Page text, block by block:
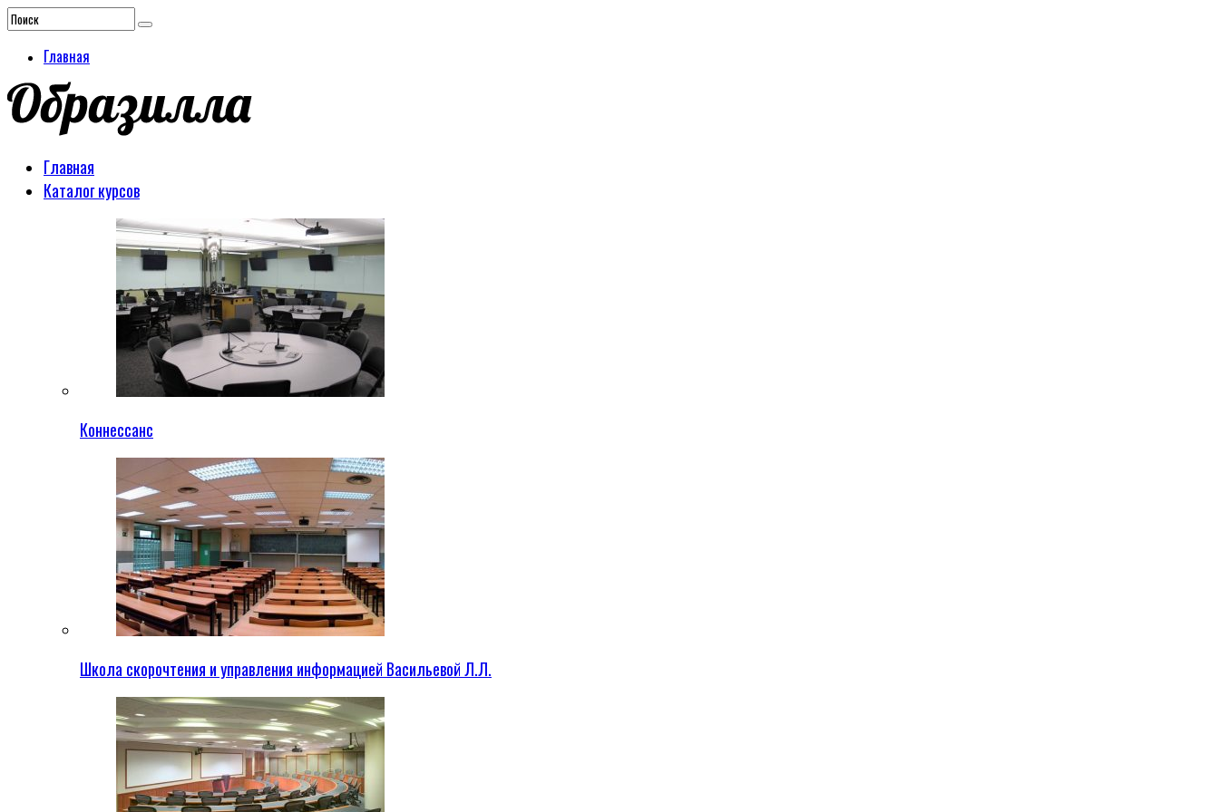
Главная
Главная
Каталог курсов
Коннессанс
Школа скорочтения и управления информацией Васильевой Л.Л.